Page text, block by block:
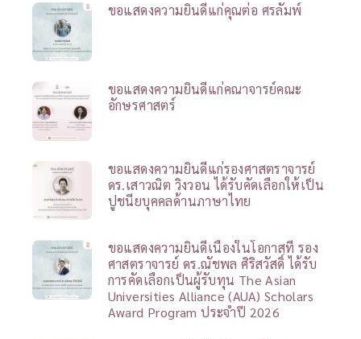
ขอแสดงความยินดีแก่คุณต่อ ศรลัมพ์
ขอแสดงความยินดีแก่คณาจารย์คณะ
อักษรศาสตร์
ขอแสดงความยินดีแก่รองศาสตราจารย์
ดร.เสาวณิต วิงวอน ได้รับคัดเลือกให้เป็น
ปูชนียบุคคลด้านภาษาไทย
ขอแสดงความยินดีเนื่องในโอกาสที่ รอง
ศาสตราจารย์ ดร.ณัชพล ศิริสวัสดิ์ ได้รับ
การคัดเลือกเป็นผู้รับทุน The Asian
Universities Alliance (AUA) Scholars
Award Program ประจำปี 2026